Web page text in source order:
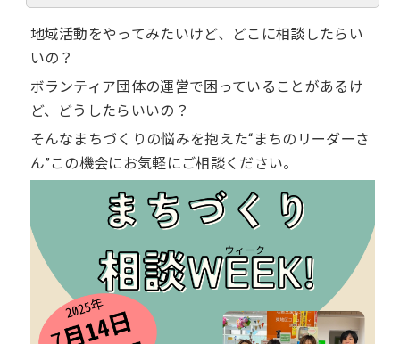
地域活動をやってみたいけど、どこに相談したらい
いの？
ボランティア団体の運営で困っていることがあるけ
ど、どうしたらいいの？
そんなまちづくりの悩みを抱えた“まちのリーダーさ
ん”この機会にお気軽にご相談ください。